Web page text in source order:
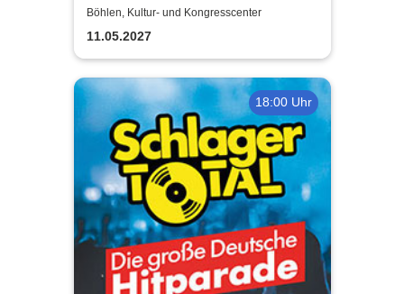
Böhlen, Kultur- und Kongresscenter
11.05.2027
18:00 Uhr